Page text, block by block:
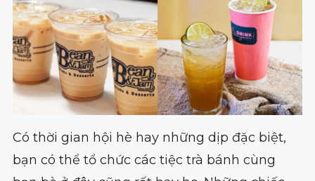
Có thời gian hội hè hay những dịp đặc biệt,
bạn có thể tổ chức các tiệc trà bánh cùng